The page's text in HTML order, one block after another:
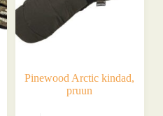
Pinewood Arctic kindad,
pruun